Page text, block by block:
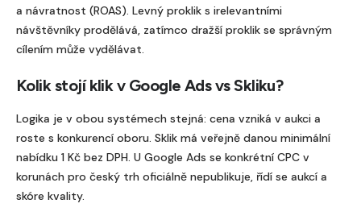
a návratnost (ROAS). Levný proklik s irelevantními
návštěvníky prodělává, zatímco dražší proklik se správným
cílením může vydělávat.
Kolik stojí klik v Google Ads vs Skliku?
Logika je v obou systémech stejná: cena vzniká v aukci a
roste s konkurencí oboru. Sklik má veřejně danou minimální
nabídku 1 Kč bez DPH. U Google Ads se konkrétní CPC v
korunách pro český trh oficiálně nepublikuje, řídí se aukcí a
skóre kvality.